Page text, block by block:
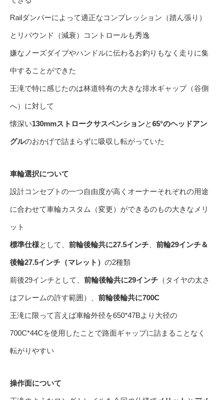
Railダンパーによって適正なコンプレッション（踏ん張り）
とリバウンド（減衰）コントロールも秀逸
嫌なノーズダイブやハンドルに伝わるお釣りもなく走りに集
中することができた
王滝で特に感じたのは林道特有の大きな排水ギャップ（谷側
へ）に対して
懐深い130mmストロークサスペンションと65°のヘッドアン
グルのおかげで詰まらずに吸収し転がっていた
車輪選択について
設計コンセプトの一つ自由度が高くオーナーそれぞれの用途
に合わせて車輪カスタム（変更）ができるのもの大きなメリ
ット
標準仕様として、 前輪後輪共に27.5インチ 前輪29インチ＆
後輪27.5インチ（マレット） の2種類
前後29インチとして、 前輪後輪共に29インチ （タイヤの太さ
はフレームの許す範囲）、 前輪後輪共に700C
王滝に限って言えば車輪外径を650*47Bより大径の
700C*44Cを使用したことで路面ギャップに詰まることなく
転がりやすい
操作面について